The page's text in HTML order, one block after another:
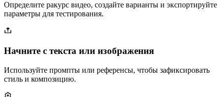
Определите ракурс видео, создайте варианты и экспортируйте
параметры для тестирования.
Начните с текста или изображения
Используйте промпты или референсы, чтобы зафиксировать
стиль и композицию.